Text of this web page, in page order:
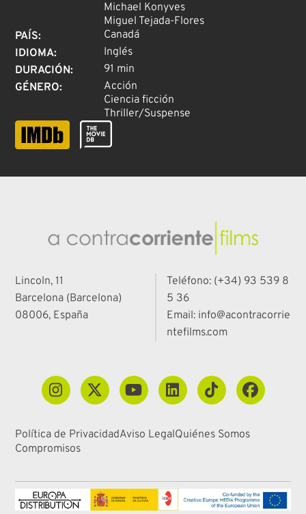
Michael Konyves
Miguel Tejada-Flores
PAÍS:
Canadá
IDIOMA:
Inglés
DURACIÓN:
91 min
GÉNERO:
Acción
Ciencia ficción
Thriller/Suspense
Lincoln, 11
Barcelona (Barcelona)
08006, España
Teléfono: (+34) 93 539 8
5 36
Email: info@acontracorrie
ntefilms.com
Política de PrivacidadAviso LegalQuiénes Somos
Compromisos